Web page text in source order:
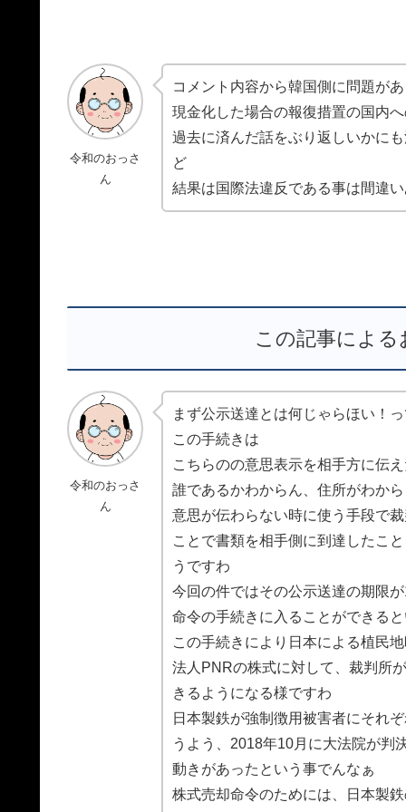
令和のおっさ
ん
コメント内容から韓国側に問題が
現金化した場合の報復措置の国内
過去に済んだ話をぶり返しいかに
ど
結果は国際法違反である事は間違
この記事によ
令和のおっさ
ん
まず公示送達とは何じゃらほい！
この手続きは
こちらのの意思表示を相手方に伝
誰であるかわからん、住所がわか
意思が伝わらない時に使う手段で
ことで書類を相手側に到達したこ
うですわ
今回の件ではその公示送達の期限
命令の手続きに入ることができる
この手続きにより日本による植民
法人PNRの株式に対して、裁判所
きるようになる様ですわ
日本製鉄が強制徴用被害者にそれ
うよう、2018年10月に大法院が判
動きがあったという事でんなぁ
株式売却命令のためには、日本製